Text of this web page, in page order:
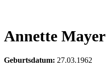
Annette Mayer
Geburtsdatum: 27.03.1962